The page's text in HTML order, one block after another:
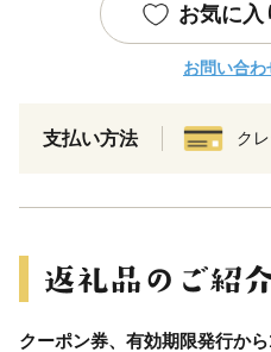
お気に入
お問い合わ
支払い方法 ク
クーポン券、有効期限発行か